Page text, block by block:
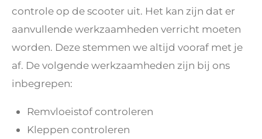
controle op de scooter uit. Het kan zijn dat er
aanvullende werkzaamheden verricht moeten
worden. Deze stemmen we altijd vooraf met je
af. De volgende werkzaamheden zijn bij ons
inbegrepen:
Remvloeistof controleren
Kleppen controleren